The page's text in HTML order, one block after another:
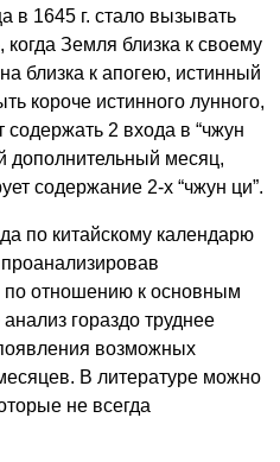
в 1645 г. стало вызывать
Земля близка к своему
близка к апогею, истинный
короче истинного лунного,
2 входа в “чжун
дополнительный месяц,
содержание 2-х “чжун ци”.
по китайскому календарю
по отношению к основным
гораздо труднее
возможных
В литературе можно
не всегда